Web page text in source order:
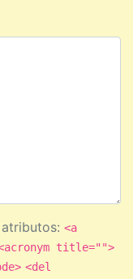
<a
title="">
<del